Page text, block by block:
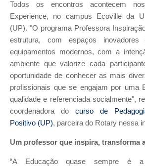
Todos os encontros acontecem
Experience, no campus Ecoville da
(UP). "O programa Professora
estrutura, com espaços
equipamentos modernos, com a
ambiente que valorize cada
oportunidade de conhecer as mais
profissionais que se engajam por uma
qualidade e referenciada socialmente",
coordenadora do curso de
Positivo (UP), parceira do Rotary nessa
Um professor que inspira, transforma
“A Educação quase sempre é a